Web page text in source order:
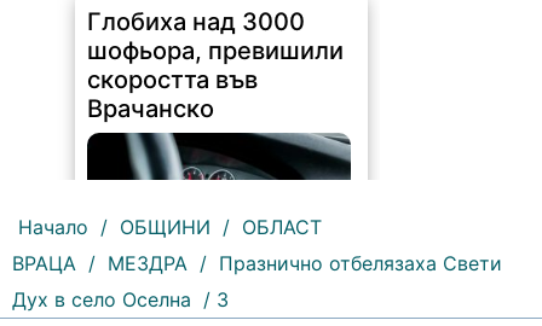
Глобиха над 3000
шофьора, превишили
скоростта във
Врачанско
202 | 2026-08-06 11:20:20
Начало / ОБЩИНИ / ОБЛАСТ
ВРАЦА / МЕЗДРА / Празнично отбелязаха Свети
Дух в село Оселна / 3